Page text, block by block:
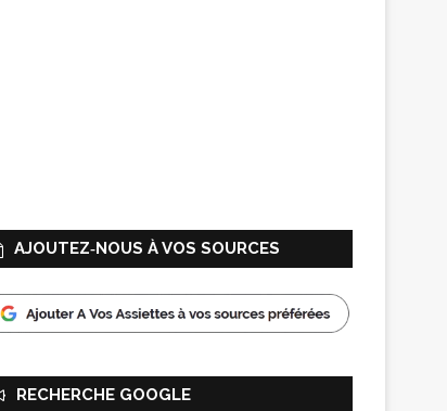
AJOUTEZ‑NOUS À VOS SOURCES
RECHERCHE GOOGLE